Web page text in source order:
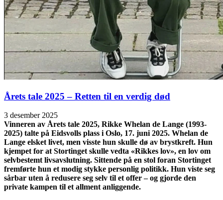
Årets tale 2025 – Retten til en verdig død
3 desember 2025
Vinneren av Årets tale 2025, Rikke Whelan de Lange (1993-
2025) talte på Eidsvolls plass i Oslo, 17. juni 2025. Whelan de
Lange elsket livet, men visste hun skulle dø av brystkreft. Hun
kjempet for at Stortinget skulle vedta «Rikkes lov», en lov om
selvbestemt livsavslutning. Sittende på en stol foran Stortinget
fremførte hun et modig stykke personlig politikk. Hun viste seg
sårbar uten å redusere seg selv til et offer – og gjorde den
private kampen til et allment anliggende.